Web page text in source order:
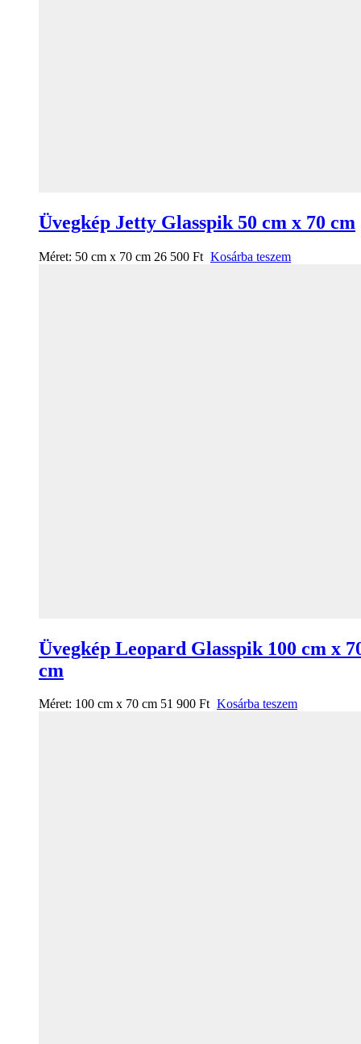
Üvegkép Jetty Glasspik 50 cm x 70 cm
Méret: 50 cm x 70 cm 26 500 Ft Kosárba teszem
Üvegkép Leopard Glasspik 100 cm x
cm
Méret: 100 cm x 70 cm 51 900 Ft Kosárba teszem